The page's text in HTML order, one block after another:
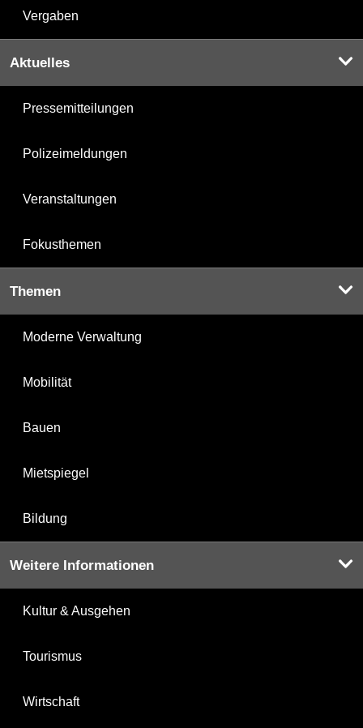
Vergaben
Aktuelles
Pressemitteilungen
Polizeimeldungen
Veranstaltungen
Fokusthemen
Themen
Moderne Verwaltung
Mobilität
Bauen
Mietspiegel
Bildung
Weitere Informationen
Kultur & Ausgehen
Tourismus
Wirtschaft